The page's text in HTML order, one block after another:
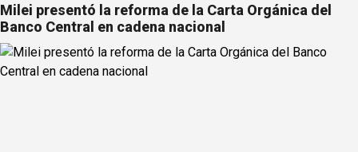
Milei presentó la reforma de la Carta Orgánica del
Banco Central en cadena nacional